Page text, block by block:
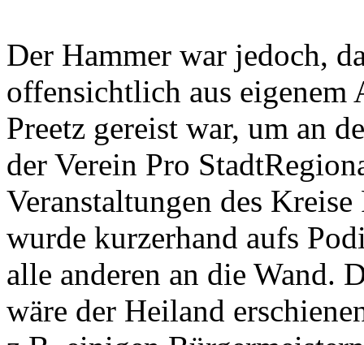
Der Hammer war jedoch,
offensichtlich aus
Preetz gereist war, um an
der Verein Pro
Veranstaltungen des
wurde kurzerhand aufs
alle anderen an die Wand.
wäre der Heiland